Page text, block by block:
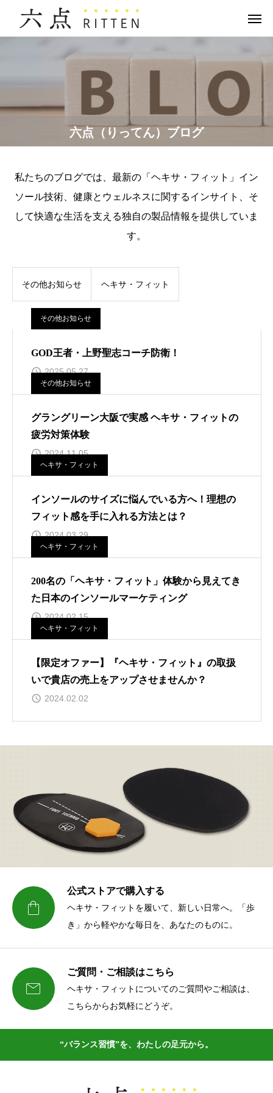
六点（りってん）ブログ
私たちのブログでは、最新の「ヘキサ・フィット」イン
ソール技術、健康とウェルネスに関するインサイト、そ
して快適な生活を支える独自の製品情報を提供していま
す。
その他お知らせ ヘキサ・フィット
その他お知らせ
GOD王者・上野聖志コーチ防衛！
2025.05.27
その他お知らせ
グラングリーン大阪で実感 ヘキサ・フィットの
疲労対策体験
2024.11.05
ヘキサ・フィット
インソールのサイズに悩んでいる方へ！理想の
フィット感を手に入れる方法とは？
2024.03.29
ヘキサ・フィット
200名の「ヘキサ・フィット」体験から見えてき
た日本のインソールマーケティング
2024.02.15
ヘキサ・フィット
【限定オファー】『ヘキサ・フィット』の取扱
いで貴店の売上をアップさせませんか？
2024.02.02

公式ストアで購入する
ヘキサ・フィットを履いて、新しい日常へ。「歩
き」から軽やかな毎日を、あなたのものに。

ご質問・ご相談はこちら
ヘキサ・フィットについてのご質問やご相談は、
こちらからお気軽にどうぞ。
“バランス習慣”を、わたしの足元から。